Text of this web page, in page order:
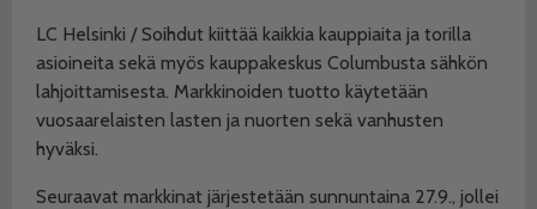
LC Helsinki / Soihdut kiittää kaikkia kauppiaita ja torilla
asioineita sekä myös kauppakeskus Columbusta sähkön
lahjoittamisesta. Markkinoiden tuotto käytetään
vuosaarelaisten lasten ja nuorten sekä vanhusten
hyväksi.
Seuraavat markkinat järjestetään sunnuntaina 27.9., jollei